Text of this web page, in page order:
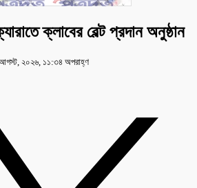
ক্লাবের বেল্ট প্রদান অনুষ্ঠান
আগস্ট, ২০২৬, ১১:৩৪ অপরাহ্ণ